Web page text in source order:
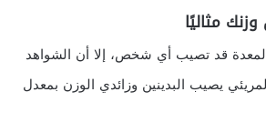
مثاليًا
قد تصيب أي شخص، إلا أن الشواهد
يصيب البدينين وزائدي الوزن بمعدل